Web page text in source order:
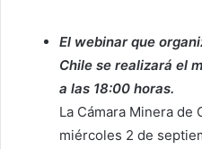
El webinar que
Chile se realizará el
a las 18:00 horas.
La Cámara Minera de
miércoles 2 de